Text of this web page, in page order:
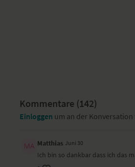
Kommentare (142)
Einloggen um an der
Matthias Juni 30
Ich bin so dankbar dass ich das